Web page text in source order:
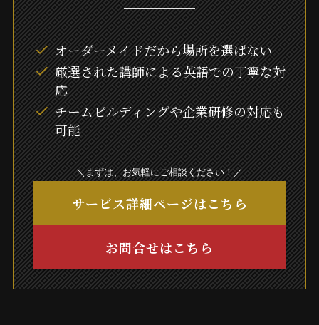
オーダーメイドだから場所を選ばない
厳選された講師による英語での丁寧な対
応
チームビルディングや企業研修の対応も
可能
＼まずは、お気軽にご相談ください！／
サービス詳細ページはこちら
お問合せはこちら